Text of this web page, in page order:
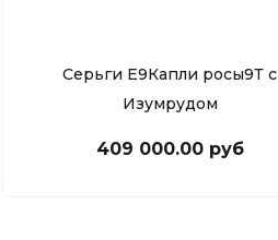
Серьги Е9Капли росы9Т c
Изумрудом
409 000.00 руб